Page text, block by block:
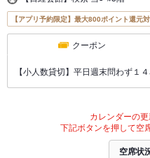
【アプリ予約限定】最大800ポイント還元
クーポン
【小人数貸切】平日週末問わず１
カレンダーの更
下記ボタンを押して空
空席状